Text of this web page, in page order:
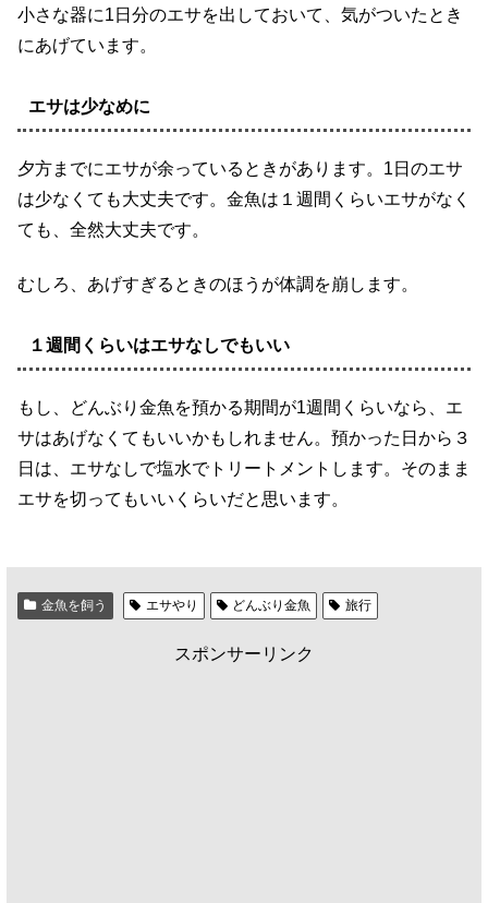
小さな器に1日分のエサを出しておいて、気がついたとき
にあげています。
エサは少なめに
夕方までにエサが余っているときがあります。1日のエサ
は少なくても大丈夫です。金魚は１週間くらいエサがなく
ても、全然大丈夫です。
むしろ、あげすぎるときのほうが体調を崩します。
１週間くらいはエサなしでもいい
もし、どんぶり金魚を預かる期間が1週間くらいなら、エ
サはあげなくてもいいかもしれません。預かった日から３
日は、エサなしで塩水でトリートメントします。そのまま
エサを切ってもいいくらいだと思います。
金魚を飼う エサやり どんぶり金魚 旅行
スポンサーリンク